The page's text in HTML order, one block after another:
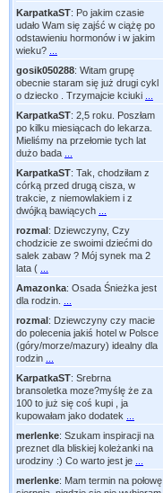
KarpatkaST: Po jakim czasie
udało Wam się zajść w ciążę po
odstawieniu hormonów i w jakim
wieku?
gosik050288: Witam grupę
obecnie staram się już drugi cykl
o dziecko . Trzymajcie kciuki
KarpatkaST: 2,5 roku. Poszłam
po kilku miesiącach do lekarza.
Mieliśmy na przełomie tych lat
dużo bada
KarpatkaST: Tak, chodziłam z
córką przed drugą cisza, w
trakcie, z niemowlakiem i z
dwójką bawiących
rozmal: Dziewczyny, Czy
chodzicie ze swoimi dziećmi do
salek zabaw ? Mój synek ma 2
lata (
Amazonka: Osada Śnieżka jest
dla rodzin.
rozmal: Dziewczyny czy macie
do polecenia jakiś hotel w Polsce
(góry/morze/mazury) idealny dla
rodzin
KarpatkaST: Srebrna
bransoletka moze?myślę że za
100 to już się coś kupi , ja
kupowałam jako dodatek
merlenke: Szukam inspiracji na
preznet dla bliskiej koleżanki na
urodziny :) Co warto jest je
merlenke: Mam termin na połowę